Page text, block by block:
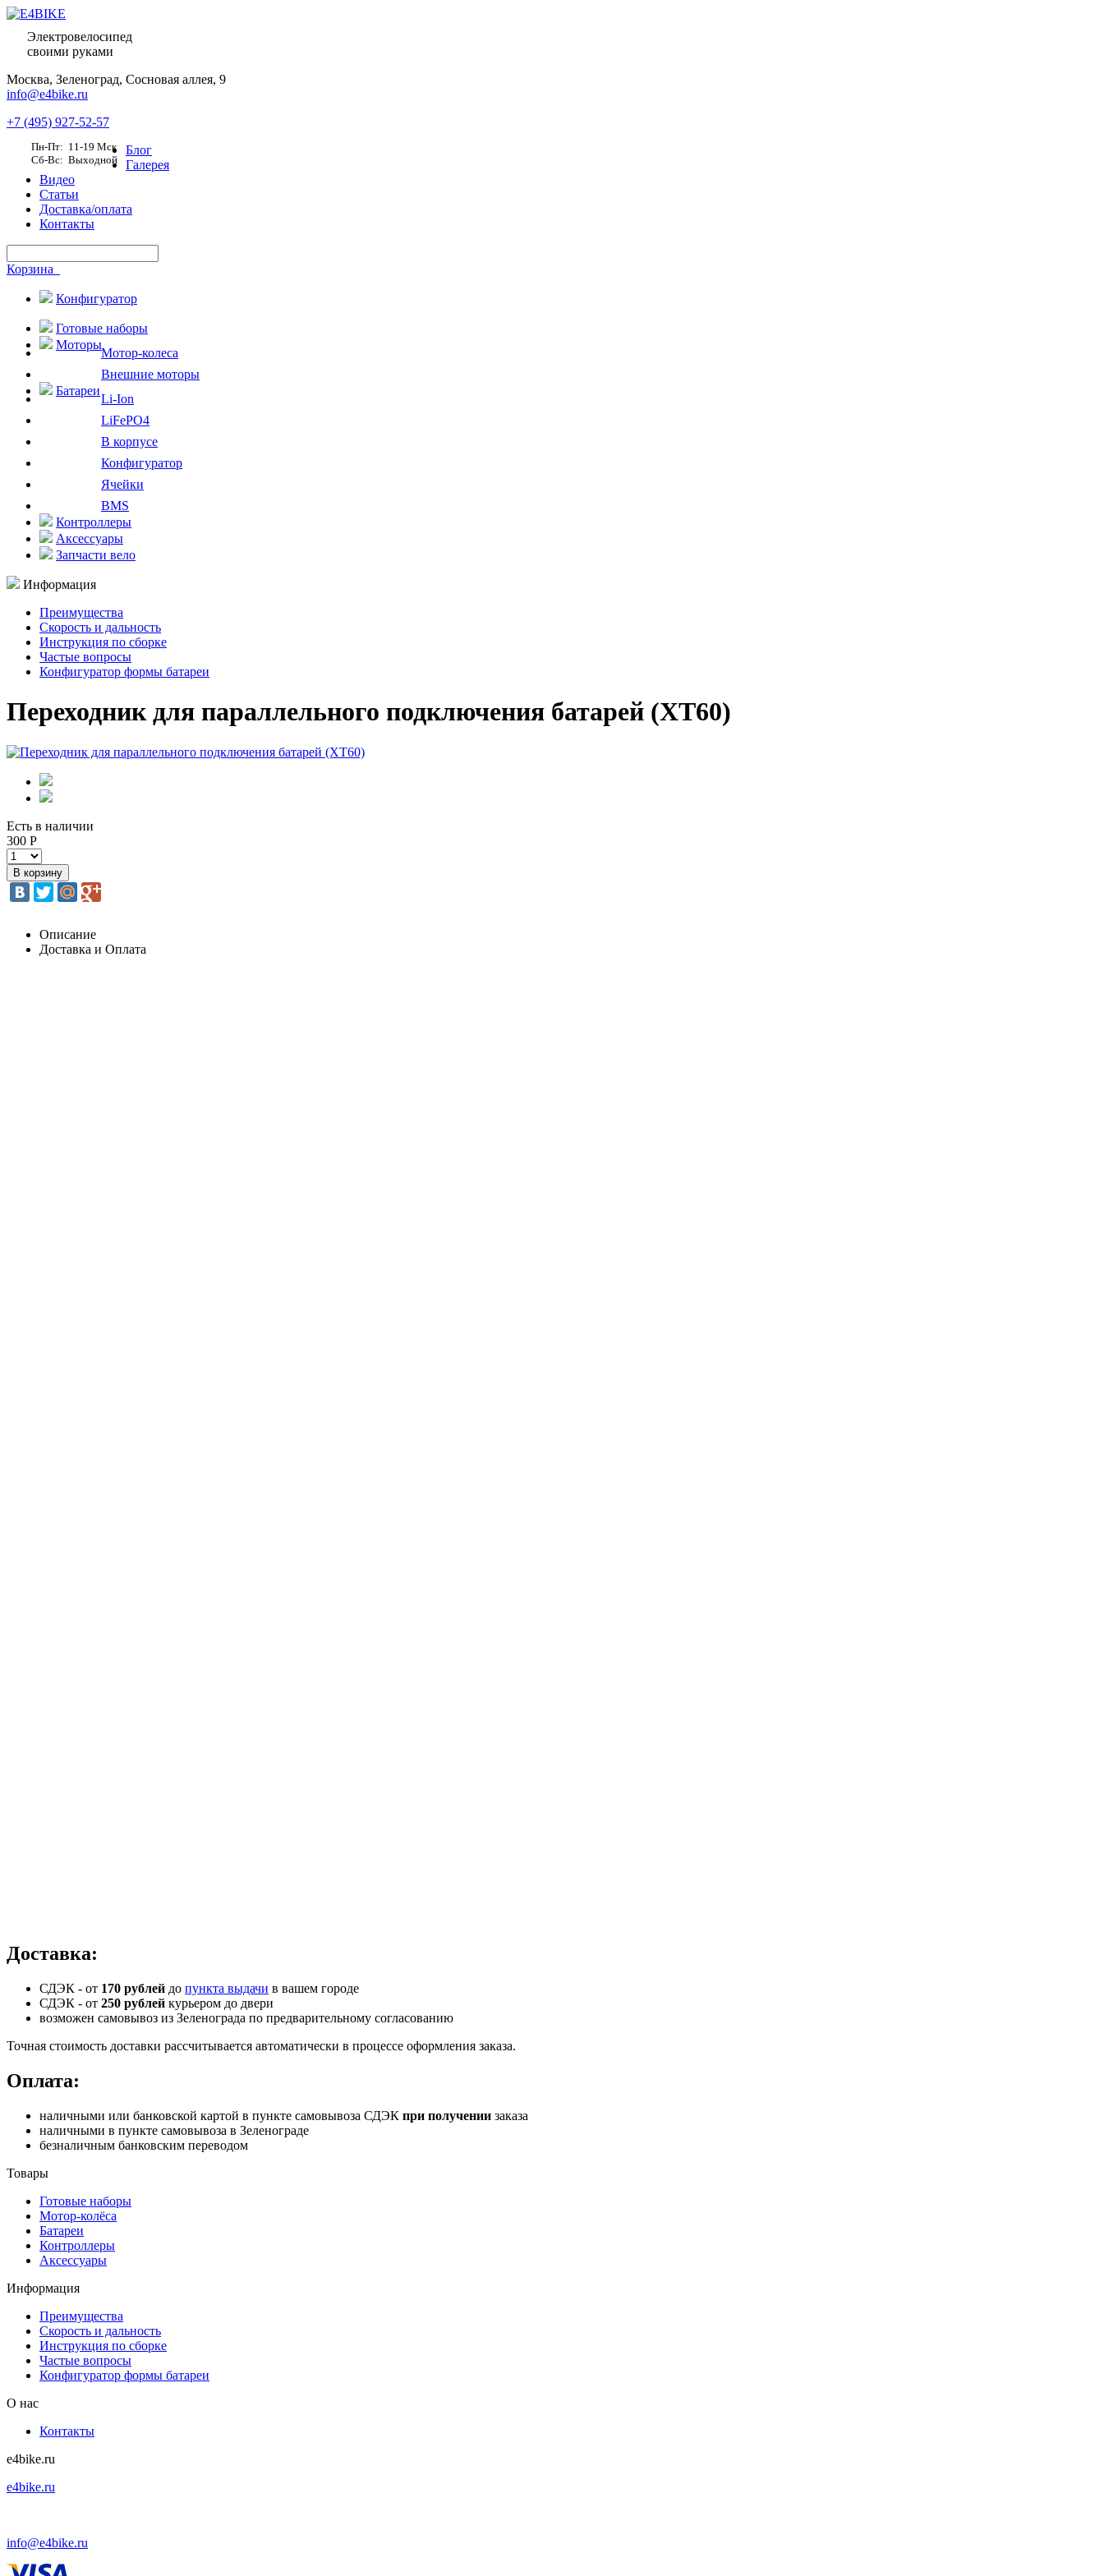
Электровелосипед
своими руками
Москва, Зеленоград, Сосновая аллея, 9
info@e4bike.ru
+7 (495) 927-52-57
Пн-Пт: 11-19 Мск
Сб-Вс: Выходной
Блог
Галерея
Видео
Статьи
Доставка/оплата
Контакты
Корзина
Конфигуратор
Готовые наборы
Моторы
Мотор-колеса
Внешние моторы
Батареи
Li-Ion
LiFePO4
В корпусе
Конфигуратор
Ячейки
BMS
Контроллеры
Аксессуары
Запчасти вело
Информация
Преимущества
Скорость и дальность
Инструкция по сборке
Частые вопросы
Конфигуратор формы батареи
Переходник для параллельного подключения батарей (XT60)
Есть в наличии
300 Р
Описание
Доставка и Оплата
Доставка:
СДЭК - от 170 рублей до пункта выдачи в вашем городе
СДЭК - от 250 рублей курьером до двери
возможен самовывоз из Зеленограда по предварительному согласованию
Точная стоимость доставки рассчитывается автоматически в процессе оформления заказа.
Оплата:
наличными или банковской картой в пункте самовывоза СДЭК при получении заказа
наличными в пункте самовывоза в Зеленограде
безналичным банковским переводом
Товары
Готовые наборы
Мотор-колёса
Батареи
Контроллеры
Аксессуары
Информация
Преимущества
Скорость и дальность
Инструкция по сборке
Частые вопросы
Конфигуратор формы батареи
О нас
Контакты
e4bike.ru
e4bike.ru
info@e4bike.ru